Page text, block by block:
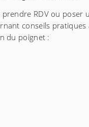
RDV ou poser
conseils pratiques
du poignet :